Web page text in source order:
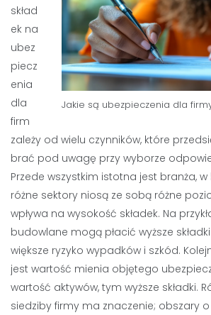
Jakie są ubezpieczenia dla
skład
ek na
ubez
piecz
enia
dla
firm
zależy od wielu czynników, które
brać pod uwagę przy wyborze
Przede wszystkim istotna jest branża, w
różne sektory niosą ze sobą różne
wpływa na wysokość składek. Na
budowlane mogą płacić wyższe
większe ryzyko wypadków i szkód.
jest wartość mienia objętego
wartość aktywów, tym wyższe składki.
siedziby firmy ma znaczenie; obszary o